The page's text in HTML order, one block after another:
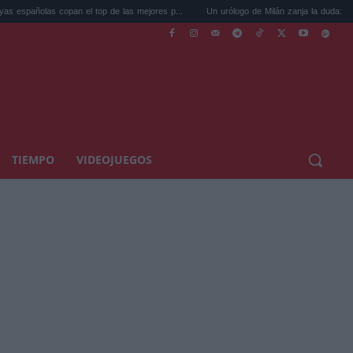
el top de las mejores p... Un urólogo de Milán zanja la duda: llevar calzonci...
TIEMPO VIDEOJUEGOS